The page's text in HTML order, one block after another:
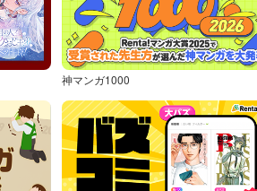
神マンガ1000